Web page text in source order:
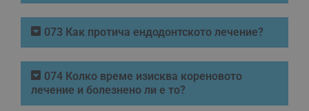
073 Как протича ендодонтското лечение?
074 Колко време изисква кореновото
лечение и болезнено ли е то?